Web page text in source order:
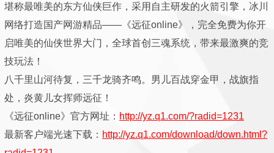
堪称最唯美的东方仙侠巨作，采用自主研发的火箭引擎，冰川
网络打造国产网游精品——《远征online》，完全免费为你开
启唯美的仙侠世界大门，全球首创三魂系统，带来最激爽的竞
技玩法！
八千里山河待复，三千龙骑齐鸣。男儿百战穿金甲，战旗指
处，炎黄儿女挥师远征！
《远征online》官方网址： http://yz.q1.com/?radid=1231
最新客户端光速下载： http://yz.q1.com/download/down.html?